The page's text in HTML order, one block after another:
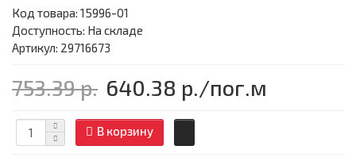
Код товара: 15996-01
Доступность: На складе
Артикул: 29716673
753.39 р. 640.38 р./пог.м
В корзину